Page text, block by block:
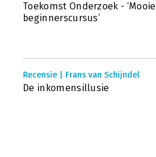
Toekomst Onderzoek - ‘Mooie
beginnerscursus’
Recensie | Frans van Schijndel
De inkomensillusie